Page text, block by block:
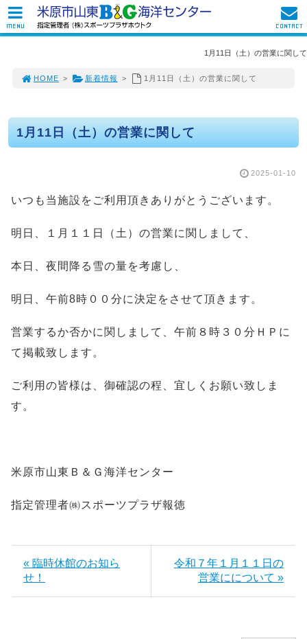
1月11日（土）の営業に関して
HOME > 新着情報 > 1月11日（土）の営業に関して
1月11日（土）の営業に関して
2025-01-10
いつも当施設をご利用頂きありがとうございます。
明日、１月１１日（土）の営業に関しまして、
本日、夜間降る雪の量を考慮し、
明日、午前8時００分に決定をさせて頂きます。
営業するか否かに関しまして、午前８時３０分ＨＰに
て掲載致します。
ご利用の皆様は、御確認の程、宜しくお願い致しま
す。
米原市山東Ｂ＆Ｇ海洋センター
指定管理者㈱スポーツプラザ報徳
« 臨時休館のお知ら
せ！
令和７年１月１１日の
営業にについて »
MENU CONTACT